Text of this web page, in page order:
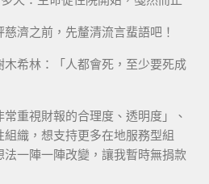
濟之前，先釐清流言蜚語吧！
希林：「人都會死，至少要死成
常重視財報的合理度、透明度」、
組織，想支持更多在地服務型組
一陣一陣改變，讓我暫時無捐款